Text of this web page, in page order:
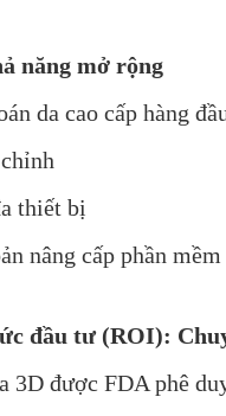
năng mở rộng
da cao cấp hàng
thiết bị
nâng cấp phần
đầu tư (ROI):
3D được FDA phê